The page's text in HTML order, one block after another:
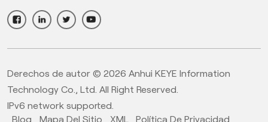
Derechos de autor © 2026 Anhui KEYE Information
Technology Co., Ltd. All Right Reserved.
IPv6 network supported.
Blog
Mapa Del Sitio XML Política De Privacidad